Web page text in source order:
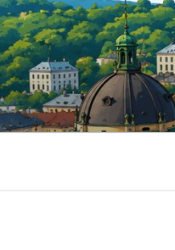
Перейти
до
вмісту